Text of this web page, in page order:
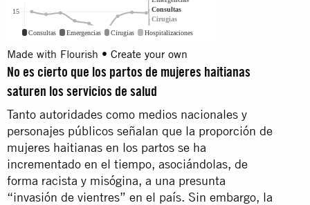
Made with Flourish • Create your own
No es cierto que los partos de mujeres haitianas
saturen los servicios de salud
Tanto autoridades como medios nacionales y
personajes públicos señalan que la proporción de
mujeres haitianas en los partos se ha
incrementado en el tiempo, asociándolas, de
forma racista y misógina, a una presunta
“invasión de vientres” en el país. Sin embargo, la